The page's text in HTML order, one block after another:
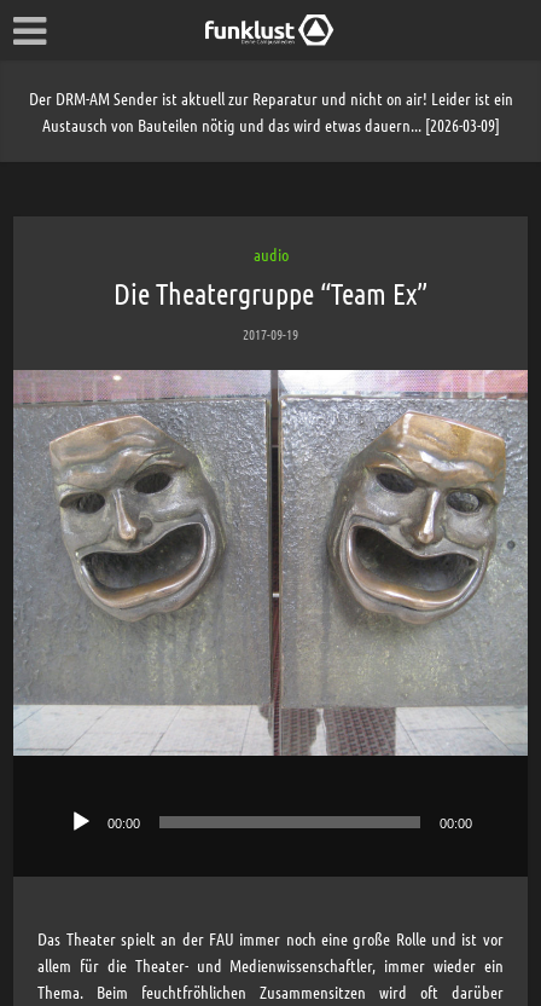
Der DRM-AM Sender ist aktuell zur Reparatur und nicht on air! Leider ist ein
Austausch von Bauteilen nötig und das wird etwas dauern... [2026-03-09]
audio
Die Theatergruppe “Team Ex”
2017-09-19
Player
00:00 00:00
Das Theater spielt an der FAU immer noch eine große Rolle und ist vor
allem für die Theater- und Medienwissenschaftler, immer wieder ein
Thema. Beim feuchtfröhlichen Zusammensitzen wird oft darüber